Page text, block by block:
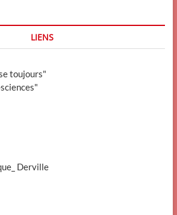
LIENS
toujours"
Derville